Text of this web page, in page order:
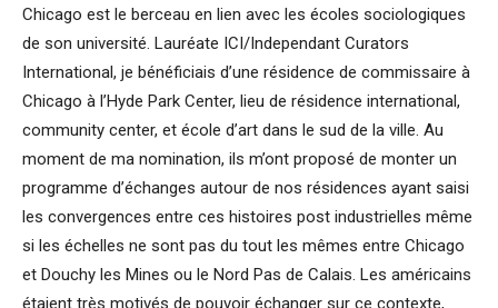
Chicago est le berceau en lien avec les écoles sociologiques
de son université. Lauréate ICI/Independant Curators
International, je bénéficiais d’une résidence de commissaire à
Chicago à l’Hyde Park Center, lieu de résidence international,
community center, et école d’art dans le sud de la ville. Au
moment de ma nomination, ils m’ont proposé de monter un
programme d’échanges autour de nos résidences ayant saisi
les convergences entre ces histoires post industrielles même
si les échelles ne sont pas du tout les mêmes entre Chicago
et Douchy les Mines ou le Nord Pas de Calais. Les américains
étaient très motivés de pouvoir échanger sur ce contexte,